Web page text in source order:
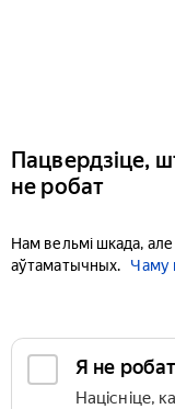
Пацвердзіце,
не робат
Нам вельмі шкада,
аўтаматычных.
Чаму
Я не робат
Націсніце,